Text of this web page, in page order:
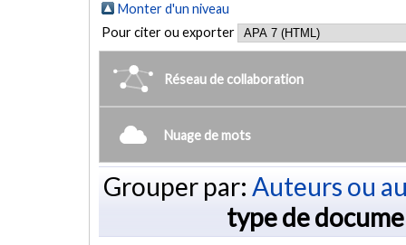
Monter d'un niveau
Pour citer ou exporter
Réseau de collaboration
Nuage de mots
Grouper par: Auteurs ou
type de